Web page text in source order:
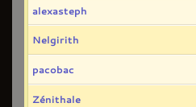
alexasteph
Nelgirith
pacobac
Zénithale